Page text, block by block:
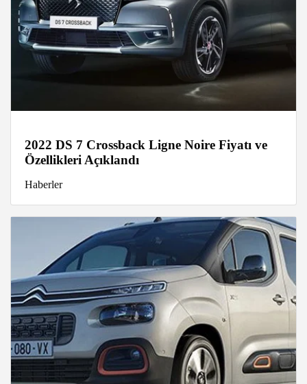
2022 DS 7 Crossback Ligne Noire Fiyatı ve
Özellikleri Açıklandı
Haberler